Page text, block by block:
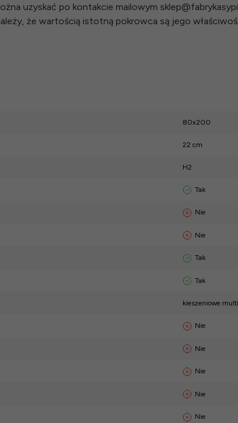
uzyskać po kontakcie mailowym
że wartością istotną pokrowca są jego
80x200
22 cm
H2
Tak
Nie
Nie
Tak
Tak
kieszeniowe
Nie
Nie
Nie
Nie
Nie